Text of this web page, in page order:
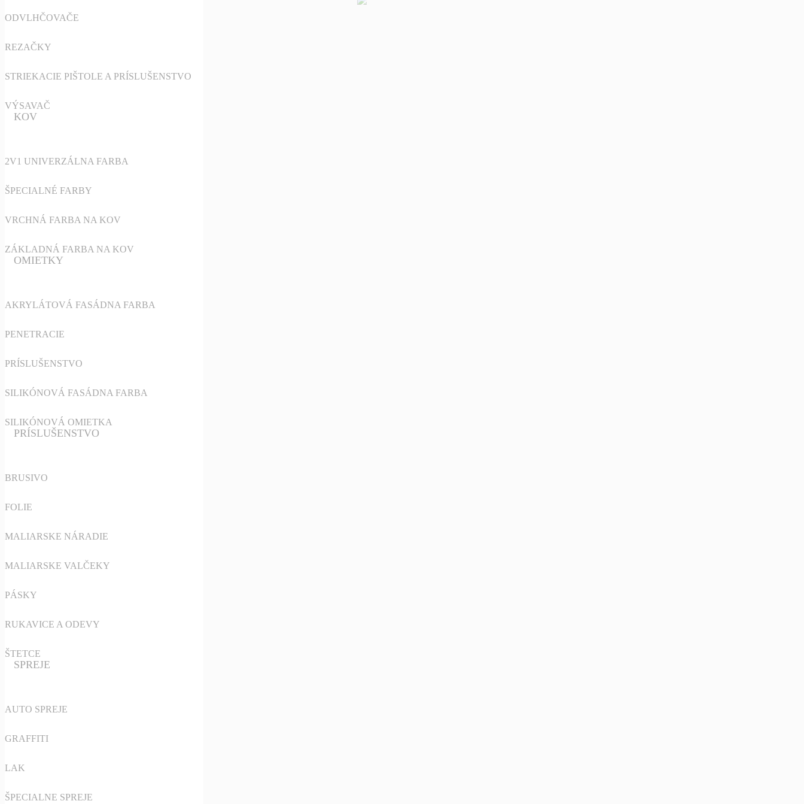
ODVLHČOVAČE
REZAČKY
STRIEKACIE PIŠTOLE A PRÍSLUŠENSTVO
VÝSAVAČ
KOV
2V1 UNIVERZÁLNA FARBA
ŠPECIALNÉ FARBY
VRCHNÁ FARBA NA KOV
ZÁKLADNÁ FARBA NA KOV
OMIETKY
AKRYLÁTOVÁ FASÁDNA FARBA
PENETRACIE
PRÍSLUŠENSTVO
SILIKÓNOVÁ FASÁDNA FARBA
SILIKÓNOVÁ OMIETKA
PRÍSLUŠENSTVO
BRUSIVO
FOLIE
MALIARSKE NÁRADIE
MALIARSKE VALČEKY
PÁSKY
RUKAVICE A ODEVY
ŠTETCE
SPREJE
AUTO SPREJE
GRAFFITI
LAK
ŠPECIALNE SPREJE